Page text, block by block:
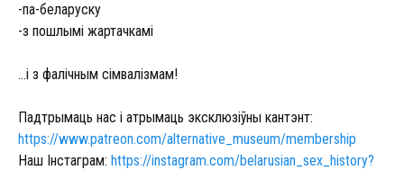
-па-беларуску
-з пошлымі жартачкамі
...і з фалічным сімвалізмам!
Падтрымаць нас і атрымаць эксклюзіўны кантэнт:
https://www.patreon.com/alternative_museum/membership
Наш Інстаграм: https://instagram.com/belarusian_sex_history?